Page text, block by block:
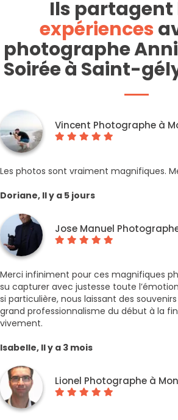
Ils partagent
expériences
photographe
Soirée à Saint-
Vincent Photographe à
Les photos sont vraiment magnifiques.
Doriane, Il y a 5 jours
Jose Manuel
Merci infiniment pour ces magnifiques
su capturer avec justesse toute
si particulière, nous laissant des
grand professionnalisme du début à la
vivement.
Isabelle, Il y a 3 mois
Lionel Photographe à